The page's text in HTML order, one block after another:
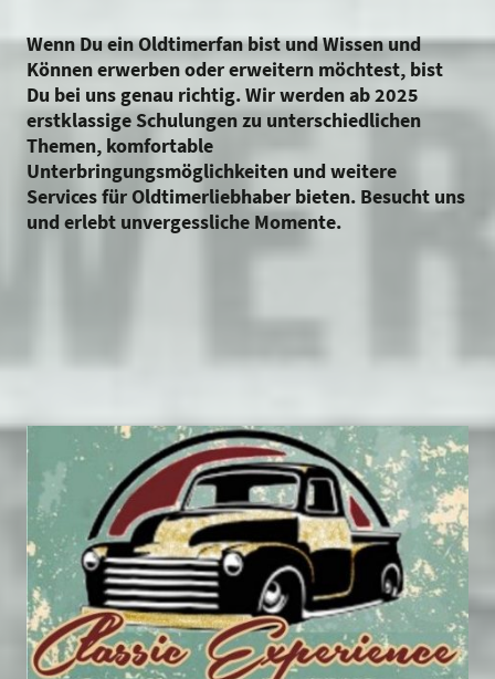
Wenn Du ein Oldtimerfan bist und Wissen und
Können erwerben oder erweitern möchtest, bist
Du bei uns genau richtig. Wir werden ab 2025
erstklassige Schulungen zu unterschiedlichen
Themen, komfortable
Unterbringungsmöglichkeiten und weitere
Services für Oldtimerliebhaber bieten. Besucht uns
und erlebt unvergessliche Momente.